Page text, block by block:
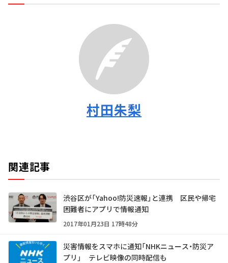
村田朱梨
関連記事
渋谷区が「Yahoo!防災速報」と連携 区民や帰宅
困難者にアプリで情報通知
2017年01月23日 17時48分
災害情報をスマホに通知「NHKニュース・防災ア
プリ」 テレビ映像の同時配信も